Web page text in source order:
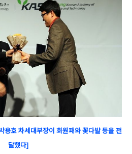
용호 차세대부장이 회원패와 꽃다발 등을 전
달했다]